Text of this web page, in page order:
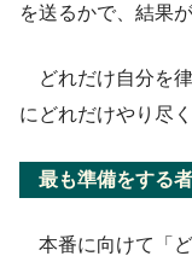
を送るかで、結果
どれだけ自分を
にどれだけやり尽
最も準備をする者
本番に向けて「